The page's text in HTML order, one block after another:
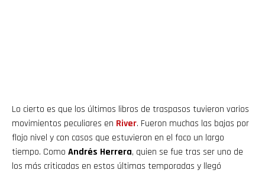
Lo cierto es que los últimos libros de traspasos tuvieron varios
movimientos peculiares en River. Fueron muchas las bajas por
flojo nivel y con casos que estuvieron en el foco un largo
tiempo. Como Andrés Herrera, quien se fue tras ser uno de
los más criticadas en estos últimas temporadas y llegó